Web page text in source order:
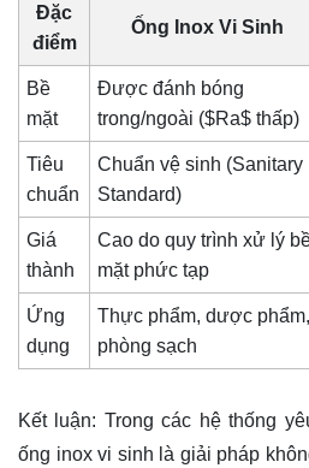
Đặc
điểm
Ống Inox Vi Sinh
Bề
mặt
Được đánh bóng
trong/ngoài ($Ra$ thấp)
Tiêu
chuẩn
Chuẩn vệ sinh (Sanitary
Standard)
Giá
thành
Cao do quy trình xử lý
mặt phức tạp
Ứng
dụng
Thực phẩm, dược phẩm,
phòng sạch
Kết luận: Trong các hệ thống
ống inox vi sinh là giải pháp